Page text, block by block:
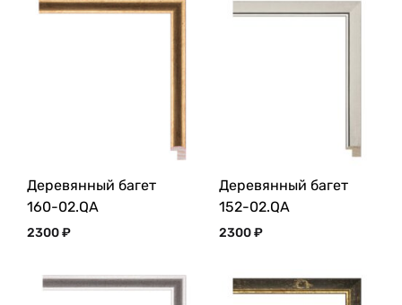
Деревянный багет
160-02.QA
2300₽
Деревянный багет
152-02.QA
2300₽